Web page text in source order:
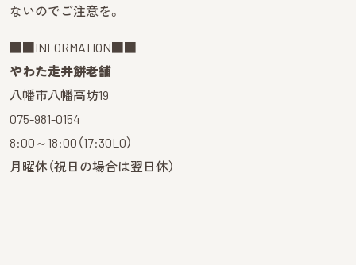
ないのでご注意を。
■■INFORMATION■■
やわた走井餅老舗
八幡市八幡高坊19
075-981-0154
8:00～18:00（17:30LO）
月曜休（祝日の場合は翌日休）